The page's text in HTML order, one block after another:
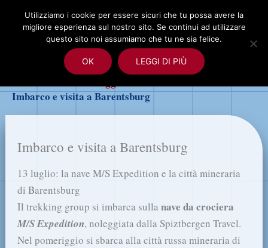
Cerca
Home
Diario di viaggio
Imbarco e visita a Barentsburg
Imbarco e visita a Barentsburg
13 luglio: la nave M/S Expedition e la città mineraria
di Barentsburg
Il trekking group si imbarca sullanave da crociera
M/S Expedition, noleggiata dalla Spiztbergen Travel.
Nel pomeriggio si sbarca alla città russa mineraria di
Utilizziamo i cookie per essere sicuri che tu possa avere la
migliore esperienza sul nostro sito. Se continui ad utilizzare
questo sito noi assumiamo che tu ne sia felice.
OK LEGGI DI PIÙ